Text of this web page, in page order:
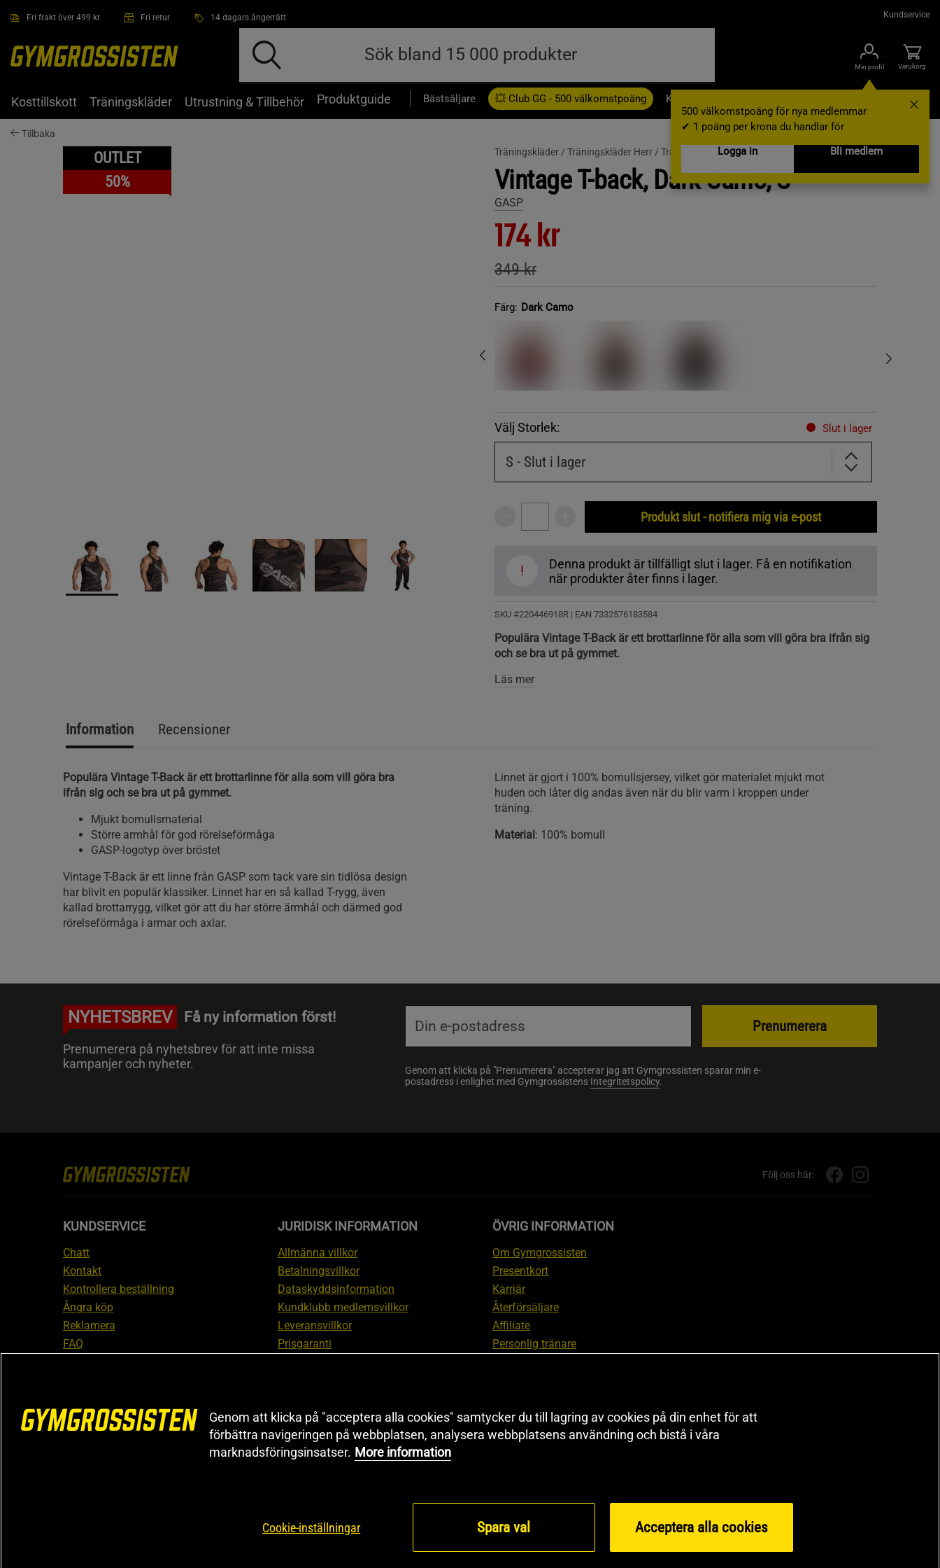
Fri frakt över 499 kr Fri retur 14 dagars ångerrätt Kundservice
Min profil
500 välkomstpoäng för nya medlemmar
✔ 1 poäng per krona du handlar för
Logga in
Bli medlem
Varukorg
Kosttillskott Träningskläder Utrustning & Tillbehör Produktguide Bästsäljare 💥 Club GG - 500 välkomstpoäng Kampanjer
Tillbaka
OUTLET
50%
Träningskläder / Träningskläder Herr / Träningslinnen
Vintage T-back, Dark Camo, S
GASP
174 kr
349 kr
Färg: Dark Camo
Välj Storlek: Slut i lager
S - Slut i lager
Produkt slut - notifiera mig via e-post
!
Denna produkt är tillfälligt slut i lager. Få en notifikation
när produkter åter finns i lager.
SKU #220446918R | EAN 7332576183584
Populära Vintage T-Back är ett brottarlinne för alla som vill göra bra ifrån sig
och se bra ut på gymmet.
Läs mer
Information Recensioner
Populära Vintage T-Back är ett brottarlinne för alla som vill göra bra
ifrån sig och se bra ut på gymmet.
Mjukt bomullsmaterial
Större armhål för god rörelseförmåga
GASP-logotyp över bröstet
Vintage T-Back är ett linne från GASP som tack vare sin tidlösa design
har blivit en populär klassiker. Linnet har en så kallad T-rygg, även
kallad brottarrygg, vilket gör att du har större ärmhål och därmed god
rörelseförmåga i armar och axlar.
Linnet är gjort i 100% bomullsjersey, vilket gör materialet mjukt mot
huden och låter dig andas även när du blir varm i kroppen under
träning.
Material: 100% bomull
NYHETSBREV Få ny information först!
Prenumerera på nyhetsbrev för att inte missa
kampanjer och nyheter.
Genom att klicka på "Prenumerera" accepterar jag att Gymgrossisten sparar min e-
postadress i enlighet med Gymgrossistens Integritetspolicy.
Prenumerera
Följ oss här:
KUNDSERVICE
Chatt
Kontakt
Kontrollera beställning
Ångra köp
Reklamera
FAQ
JURIDISK INFORMATION
Allmänna villkor
Betalningsvillkor
Dataskyddsinformation
Kundklubb medlemsvillkor
Leveransvillkor
Prisgaranti
ÖVRIG INFORMATION
Om Gymgrossisten
Presentkort
Karriär
Återförsäljare
Affiliate
Personlig tränare
Black Friday
Artiklar & Övningar
Genom att klicka på "acceptera alla cookies" samtycker du till lagring av cookies på din enhet för att
förbättra navigeringen på webbplatsen, analysera webbplatsens användning och bistå i våra
marknadsföringsinsatser. More information
Cookie-inställningar Spara val Acceptera alla cookies